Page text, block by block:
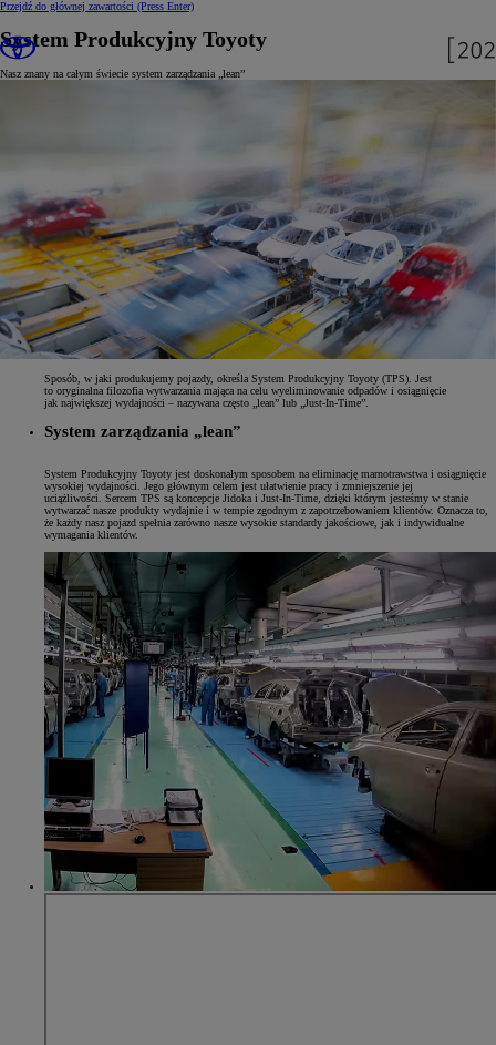
Przejdź do głównej zawartości (Press Enter)
System Produkcyjny Toyoty
Nasz znany na całym świecie system zarządzania „lean”
Sposób, w jaki produkujemy pojazdy, określa System Produkcyjny Toyoty (TPS). Jest
to oryginalna filozofia wytwarzania mająca na celu wyeliminowanie odpadów i osiągnięcie
jak największej wydajności – nazywana często „lean” lub „Just-In-Time”.
System zarządzania „lean”
System Produkcyjny Toyoty jest doskonałym sposobem na eliminację marnotrawstwa i osiągnięcie
wysokiej wydajności. Jego głównym celem jest ułatwienie pracy i zmniejszenie jej
uciążliwości. Sercem TPS są koncepcje Jidoka i Just-In-Time, dzięki którym jesteśmy w stanie
wytwarzać nasze produkty wydajnie i w tempie zgodnym z zapotrzebowaniem klientów. Oznacza to,
że każdy nasz pojazd spełnia zarówno nasze wysokie standardy jakościowe, jak i indywidualne
wymagania klientów.